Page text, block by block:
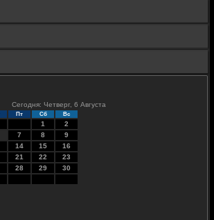
Сегодня: Четверг, 6 Августа
Пт Сб Вс
1
2
7 8
9
14 15
16
21 22
23
28 29
30